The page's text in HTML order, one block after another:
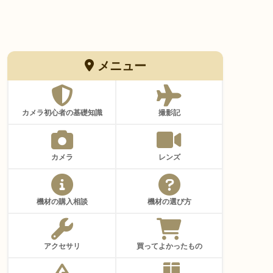
メニュー
カメラ初心者の基礎知識 撮影記
カメラ レンズ
機材の購入相談 機材の選び方
アクセサリ 買ってよかったもの